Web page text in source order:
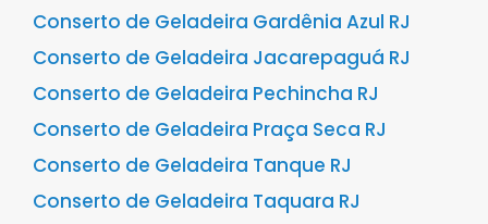
Conserto de Geladeira Gardênia Azul RJ
Conserto de Geladeira Jacarepaguá RJ
Conserto de Geladeira Pechincha RJ
Conserto de Geladeira Praça Seca RJ
Conserto de Geladeira Tanque RJ
Conserto de Geladeira Taquara RJ